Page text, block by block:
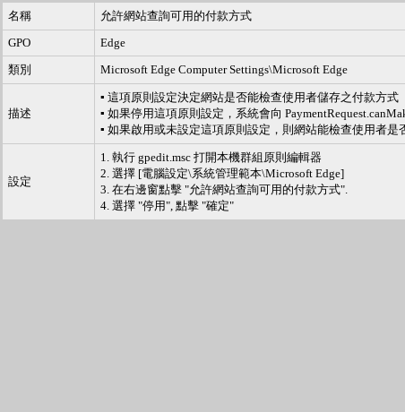
名稱
允許網站查詢可用的付款方式
GPO
Edge
類別
Microsoft Edge Computer Settings\Microsoft Edge
描述
▪ 這項原則設定決定網站是否能檢查使用者儲存之付款方式
▪ 如果停用這項原則設定，系統會向
▪ 如果啟用或未設定這項原則設定，則網站能檢查使用者是
設定
1. 執行 gpedit.msc 打開本機群組原則編輯器
2. 選擇 [電腦設定\系統管理範本\Microsoft Edge]
3. 在右邊窗點擊 "允許網站查詢可用的付款方式".
4. 選擇 "停用", 點擊 "確定"